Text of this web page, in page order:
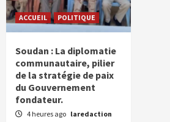
ACCUEIL POLITIQUE
Soudan : La diplomatie
communautaire, pilier
de la stratégie de paix
du Gouvernement
fondateur.
4 heures ago laredaction